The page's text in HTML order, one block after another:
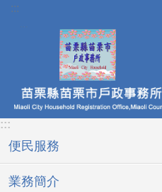
跳到主要內容區塊
:::
:::
便民服務
業務簡介